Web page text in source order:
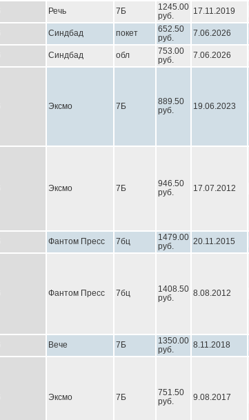
Речь 7Б
1245.00
руб.
17.11.2019
Синдбад покет
652.50
руб.
7.06.2026
Синдбад обл
753.00
руб.
7.06.2026
Эксмо 7Б
889.50
руб.
19.06.2023
Эксмо 7Б
946.50
руб.
17.07.2012
Фантом Пресс 7бц
1479.00
руб.
20.11.2015
Фантом Пресс 7бц
1408.50
руб.
8.08.2012
Вече 7Б
1350.00
руб.
8.11.2018
Эксмо 7Б
751.50
руб.
9.08.2017